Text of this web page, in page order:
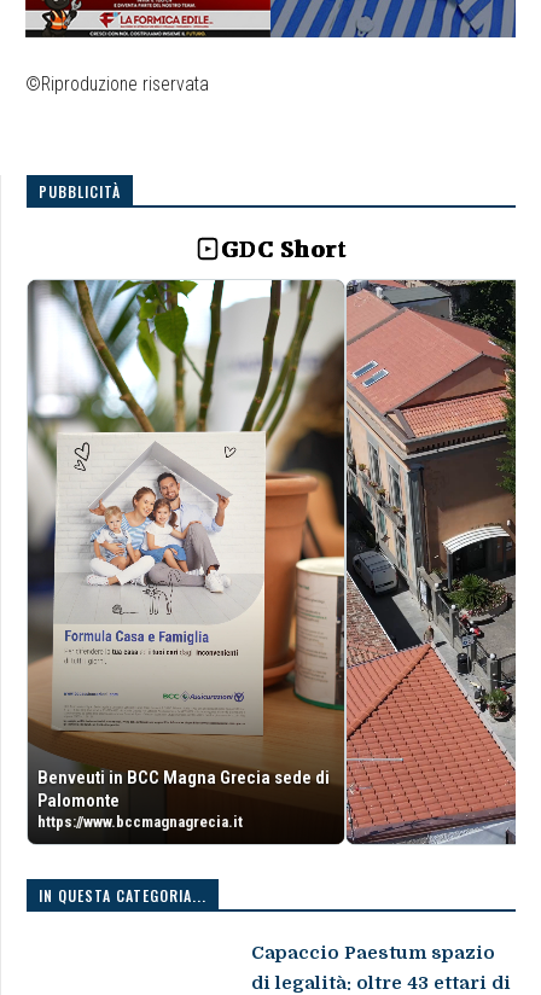
©Riproduzione riservata
PUBBLICITÀ
GDC Short
Benveuti in BCC Magna Grecia sede di
Palomonte
https://www.bccmagnagrecia.it
IN QUESTA CATEGORIA...
Capaccio Paestum spazio
di legalità: oltre 43 ettari di